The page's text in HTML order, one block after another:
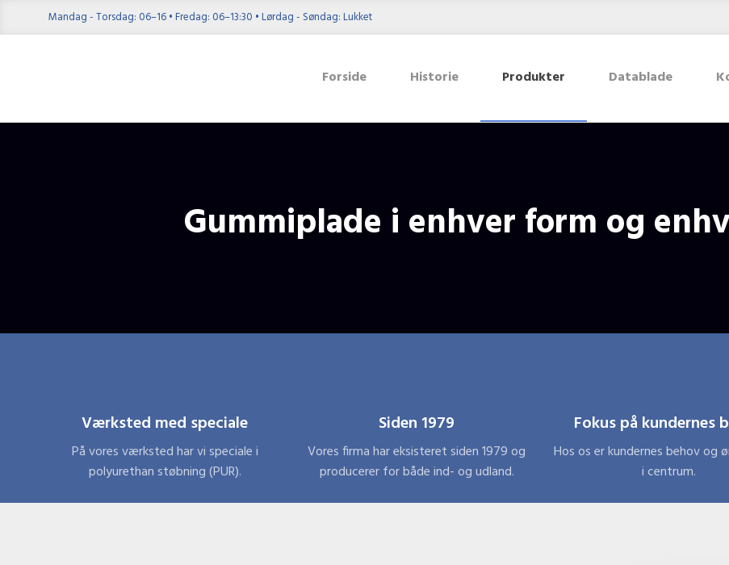
Mandag - Torsdag: 06–16 • Fredag: 06–13:30 • Lørdag - Søndag: Lukket
Forside Historie Produkter Datablade
Gummiplade i enhver form og
Værksted med speciale
På vores værksted har vi speciale i
polyurethan støbning (PUR).
Siden 1979
Vores firma har eksisteret siden 1979 og
producerer for både ind- og udland.
Fokus på kundernes
Hos os er kundernes behov og
i centrum.